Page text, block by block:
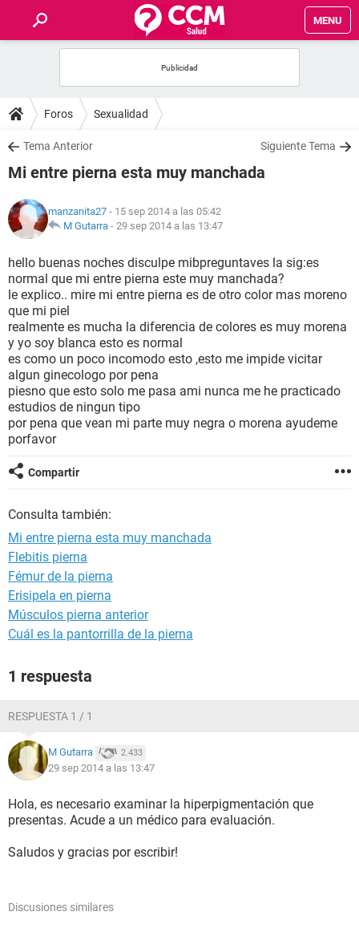
MENU
FOROS
SALUD
NUTRICIÓN
BIENESTAR
SEXUALIDAD
GLOSARIO
Foros Sexualidad
Tema Anterior Siguiente Tema
Mi entre pierna esta muy manchada
manzanita27 - 15 sep 2014 a las 05:42
M Gutarra - 29 sep 2014 a las 13:47
hello buenas noches disculpe mibpreguntaves la sig:es
normal que mi entre pierna este muy manchada?
le explico.. mire mi entre pierna es de otro color mas moreno
que mi piel
realmente es mucha la diferencia de colores es muy morena
y yo soy blanca esto es normal
es como un poco incomodo esto ,esto me impide vicitar
algun ginecologo por pena
piesno que esto solo me pasa ami nunca me he practicado
estudios de ningun tipo
por pena que vean mi parte muy negra o morena ayudeme
porfavor
Compartir
Consulta también:
Mi entre pierna esta muy manchada
Flebitis pierna
Fémur de la pierna
Erisipela en pierna
Músculos pierna anterior
Cuál es la pantorrilla de la pierna
1 respuesta
RESPUESTA 1 / 1
M Gutarra 2.433
29 sep 2014 a las 13:47
Hola, es necesario examinar la hiperpigmentación que
presentas. Acude a un médico para evaluación.
Saludos y gracias por escribir!
Discusiones similares